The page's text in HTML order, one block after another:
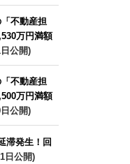
不動産担
万円満額
公開)
不動産担
万円満額
公開)
滞発生！回
日公開)